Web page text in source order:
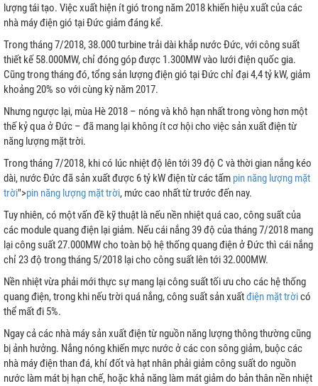
lượng tái tạo. Việc xuất hiện ít gió trong năm 2018 khiến hiệu xuất của các
nhà máy điện gió tại Đức giảm đáng kể.
Trong tháng 7/2018, 38.000 turbine trải dài khắp nước Đức, với công suất
thiết kế 58.000MW, chỉ đóng góp được 1.300MW vào lưới điện quốc gia.
Cũng trong tháng đó, tổng sản lượng điện gió tại Đức chỉ đại 4,4 tỷ kW, giảm
khoảng 20% so với cùng kỳ năm 2017.
Nhưng ngược lại, mùa Hè 2018 – nóng và khô hạn nhất trong vòng hơn một
thế kỷ qua ở Đức – đã mang lại không ít cơ hội cho việc sản xuất điện từ
năng lượng mặt trời.
Trong tháng 7/2018, khi có lúc nhiệt độ lên tới 39 độ C và thời gian nắng kéo
dài, nước Đức đã sản xuất được 6 tỷ kW điện từ các tấm pin năng lượng mặt
trời">pin năng lượng mặt trời, mức cao nhất từ trước đến nay.
Tuy nhiên, có một vấn đề kỹ thuật là nếu nền nhiệt quá cao, công suất của
các module quang điện lại giảm. Nếu cái nắng 39 độ của tháng 7/2018 mang
lại công suất 27.000MW cho toàn bộ hệ thống quang điện ở Đức thì cái nắng
chỉ 23 độ trong tháng 5/2018 lại cho công suất lên tới 32.000MW.
Nền nhiệt vừa phải mới thực sự mang lại công suất tối ưu cho các hệ thống
quang điện, trong khi nếu trời quá nắng, công suất sản xuấtđiện mặt trờicó
thể mất đi 5%.
Ngay cả các nhà máy sản xuất điện từ nguồn năng lượng thông thường cũng
bị ảnh hưởng. Nắng nóng khiến mực nước ở các con sông giảm, buộc các
nhà máy điện than đá, khí đốt và hạt nhân phải giảm công suất do nguồn
nước làm mát bị hạn chế, hoặc khả năng làm mát giảm do bản thân nền nhiệt